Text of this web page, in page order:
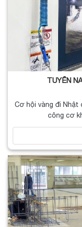
TUYỂN
Cơ hội vàng đi Nhật
công cơ